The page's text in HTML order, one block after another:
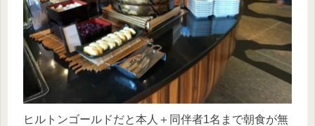
ヒルトンゴールドだと本人＋同伴者1名まで朝食が無